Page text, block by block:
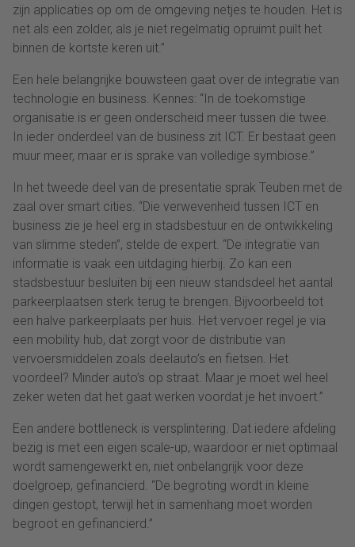
zijn applicaties op om de omgeving netjes te houden. Het is
net als een zolder, als je niet regelmatig opruimt puilt het
binnen de kortste keren uit.”
Een hele belangrijke bouwsteen gaat over de integratie van
technologie en business. Kennes: “In de toekomstige
organisatie is er geen onderscheid meer tussen die twee.
In ieder onderdeel van de business zit ICT. Er bestaat geen
muur meer, maar er is sprake van volledige symbiose.”
In het tweede deel van de presentatie sprak Teuben met de
zaal over smart cities. “Die verwevenheid tussen ICT en
business zie je heel erg in stadsbestuur en de ontwikkeling
van slimme steden”, stelde de expert. “De integratie van
informatie is vaak een uitdaging hierbij. Zo kan een
stadsbestuur besluiten bij een nieuw standsdeel het aantal
parkeerplaatsen sterk terug te brengen. Bijvoorbeeld tot
een halve parkeerplaats per huis. Het vervoer regel je via
een mobility hub, dat zorgt voor de distributie van
vervoersmiddelen zoals deelauto’s en fietsen. Het
voordeel? Minder auto’s op straat. Maar je moet wel heel
zeker weten dat het gaat werken voordat je het invoert.”
Een andere bottleneck is versplintering. Dat iedere afdeling
bezig is met een eigen scale-up, waardoor er niet optimaal
wordt samengewerkt en, niet onbelangrijk voor deze
doelgroep, gefinancierd. “De begroting wordt in kleine
dingen gestopt, terwijl het in samenhang moet worden
begroot en gefinancierd.”